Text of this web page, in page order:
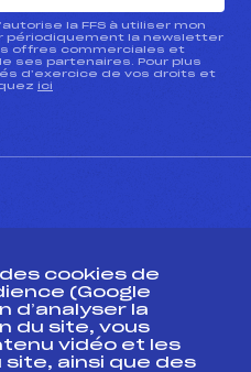
la FFS à utiliser mon
périodiquement la newsletter
offres commerciales et
ses partenaires. Pour plus
d’exercice de vos droits et
ici
cookies de
(Google
d’analyser la
du site, vous
vidéo et les
ainsi que des